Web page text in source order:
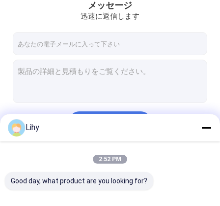
メッセージ
迅速に返信します
Lihy
2:52 PM
Good day, what product are you looking for?